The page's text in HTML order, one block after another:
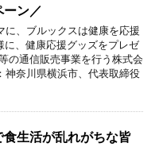
ン／
に、ブルックスは健康を応援
に、健康応援グッズをプレゼ
の通信販売事業を行う株式会
神奈川県横浜市、代表取締役
食生活が乱れがちな皆